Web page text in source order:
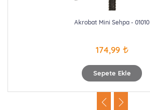
Sepete Ekle
Akrobat Mini Sehpa - 01010
174,99